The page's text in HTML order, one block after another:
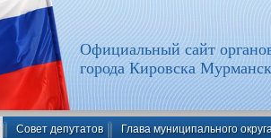
Официальный сайт
города Кировска
Совет депутатов Глава муниципального